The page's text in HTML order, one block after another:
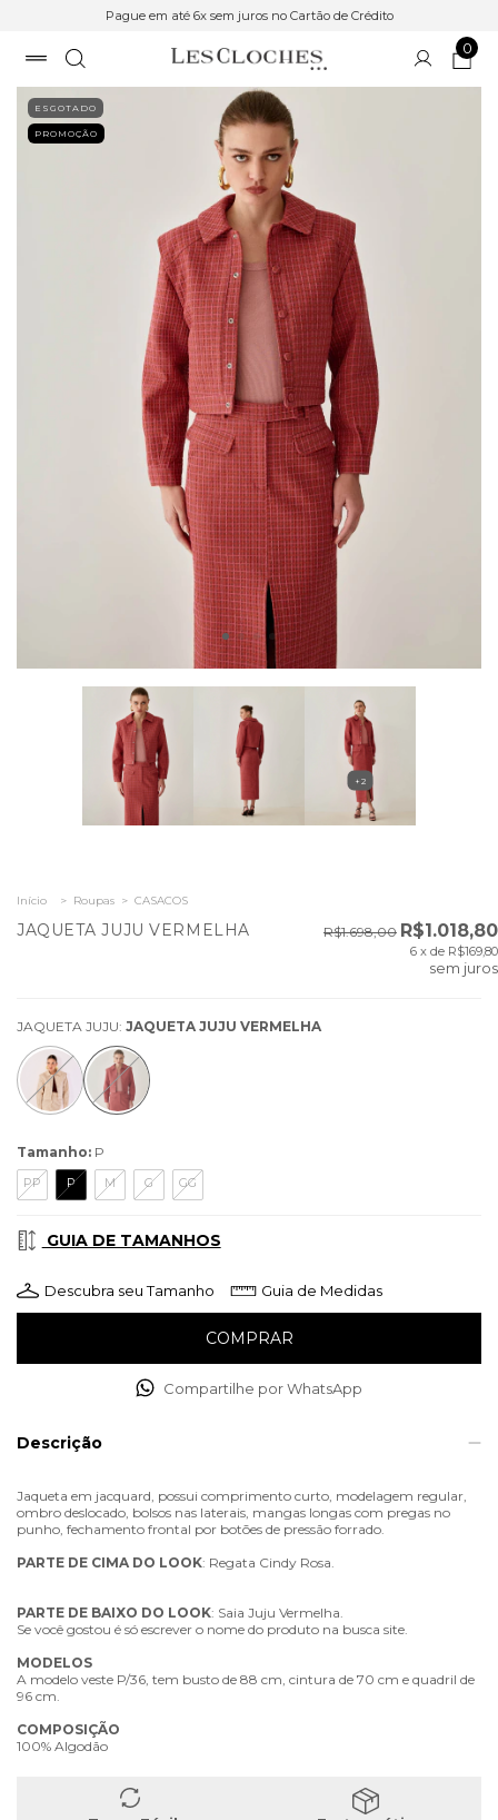
Pague em até 6x sem juros no Cartão de Crédito
0
+2
ESGOTADO
PROMOÇÃO
Início > Roupas > CASACOS
JAQUETA JUJU VERMELHA R$1.698,00 R$1.018,80
6 x de R$169,80
sem juros
JAQUETA JUJU: JAQUETA JUJU VERMELHA
Tamanho: P
PP P M G GG
GUIA DE TAMANHOS
Descubra seu Tamanho Guia de Medidas
Compartilhe por WhatsApp
Descrição
Jaqueta em jacquard, possui comprimento curto, modelagem regular,
ombro deslocado, bolsos nas laterais, mangas longas com pregas no
punho, fechamento frontal por botões de pressão forrado.
PARTE DE CIMA DO LOOK: Regata Cindy Rosa.
PARTE DE BAIXO DO LOOK: Saia Juju Vermelha.
Se você gostou é só escrever o nome do produto na busca site.
MODELOS
A modelo veste P/36, tem busto de 88 cm, cintura de 70 cm e quadril de
96 cm.
COMPOSIÇÃO
100% Algodão